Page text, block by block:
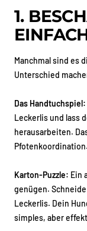
1.
Manchmal sind es
Unterschied
Das Handtuchspiel:
Leckerlis und lass
herausarbeiten.
Pfotenkoordination.
Karton-Puzzle: Ein
genügen.
Leckerlis. Dein
simples, aber